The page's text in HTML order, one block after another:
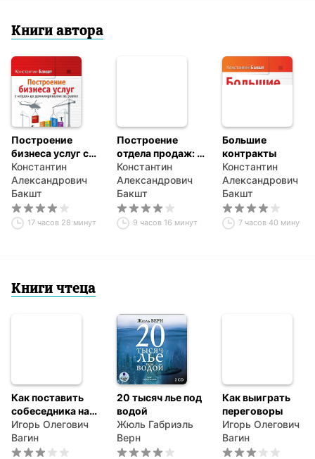
Книги автора
Построение
бизнеса услуг с
«нуля» до
доминирования
на рынке
Константин
Александрович
Бакшт
17 часов 28 минут
Построение
отдела продаж: с
«нуля» до
максимальных
результатов
Константин
Александрович
Бакшт
9 часов 16 минут
Большие
контракты
Константин
Александрович
Бакшт
7 часов 40 минут
Книги чтеца
Как поставить
собеседника на
место. Методы
словесной атаки
Игорь Олегович
Вагин
20 тысяч лье под
водой
Жюль Габриэль
Верн
Как выиграть
переговоры
Игорь Олегович
Вагин